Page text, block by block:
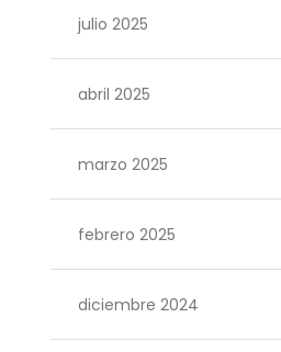
julio 2025
abril 2025
marzo 2025
febrero 2025
diciembre 2024